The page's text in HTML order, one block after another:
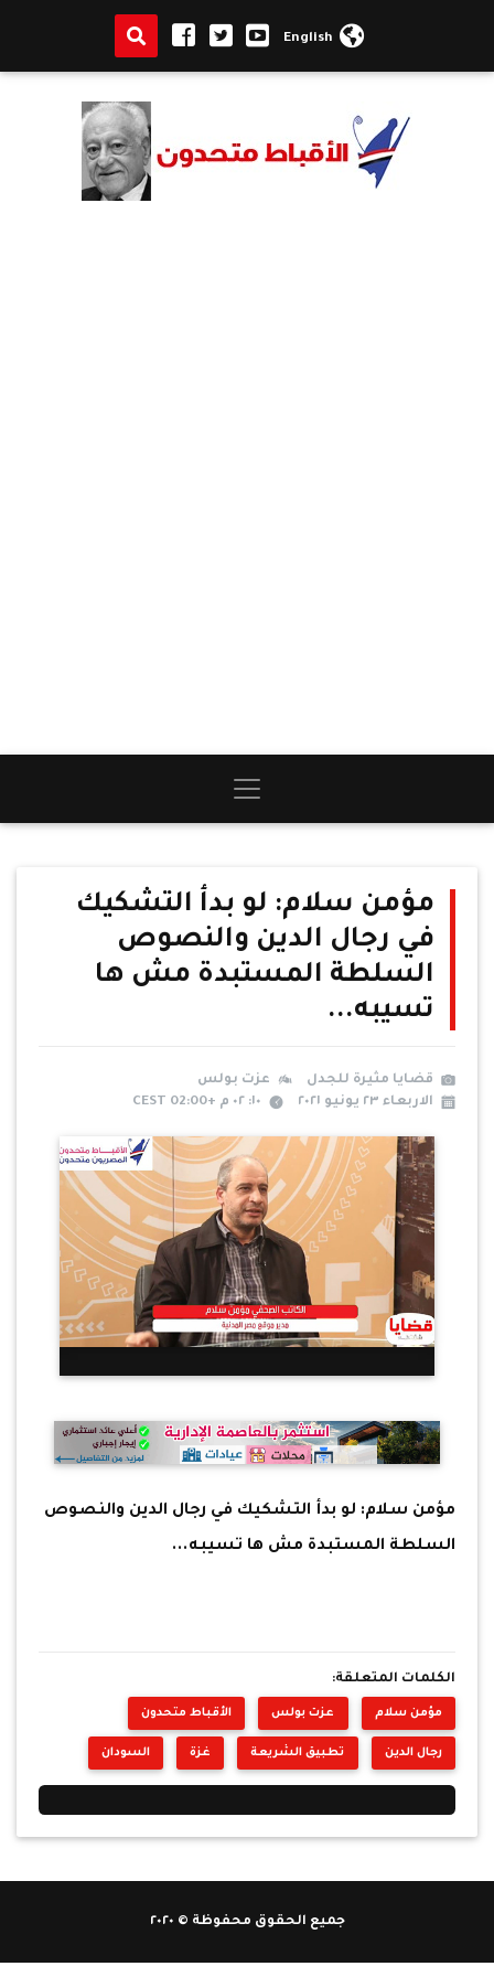
English
مؤمن سلام: لو بدأ التشكيك
في رجال الدين والنصوص
السلطة المستبدة مش ها
تسيبه...
قضايا مثيرة للجدل
عزت بولس
الاربعاء ٢٣ يونيو ٢٠٢١
١٠: ٠٢ م +02:00 CEST
مؤمن سلام: لو بدأ التشكيك في رجال الدين والنصوص
السلطة المستبدة مش ها تسيبه...
الكلمات المتعلقة:
مؤمن سلام عزت بولس الأقباط متحدون
رجال الدين تطبيق الشريعة غزة السودان
جميع الحقوق محفوظة © ٢٠٢٠